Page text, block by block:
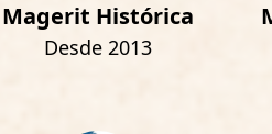
Magerit Histórica
Desde 2013